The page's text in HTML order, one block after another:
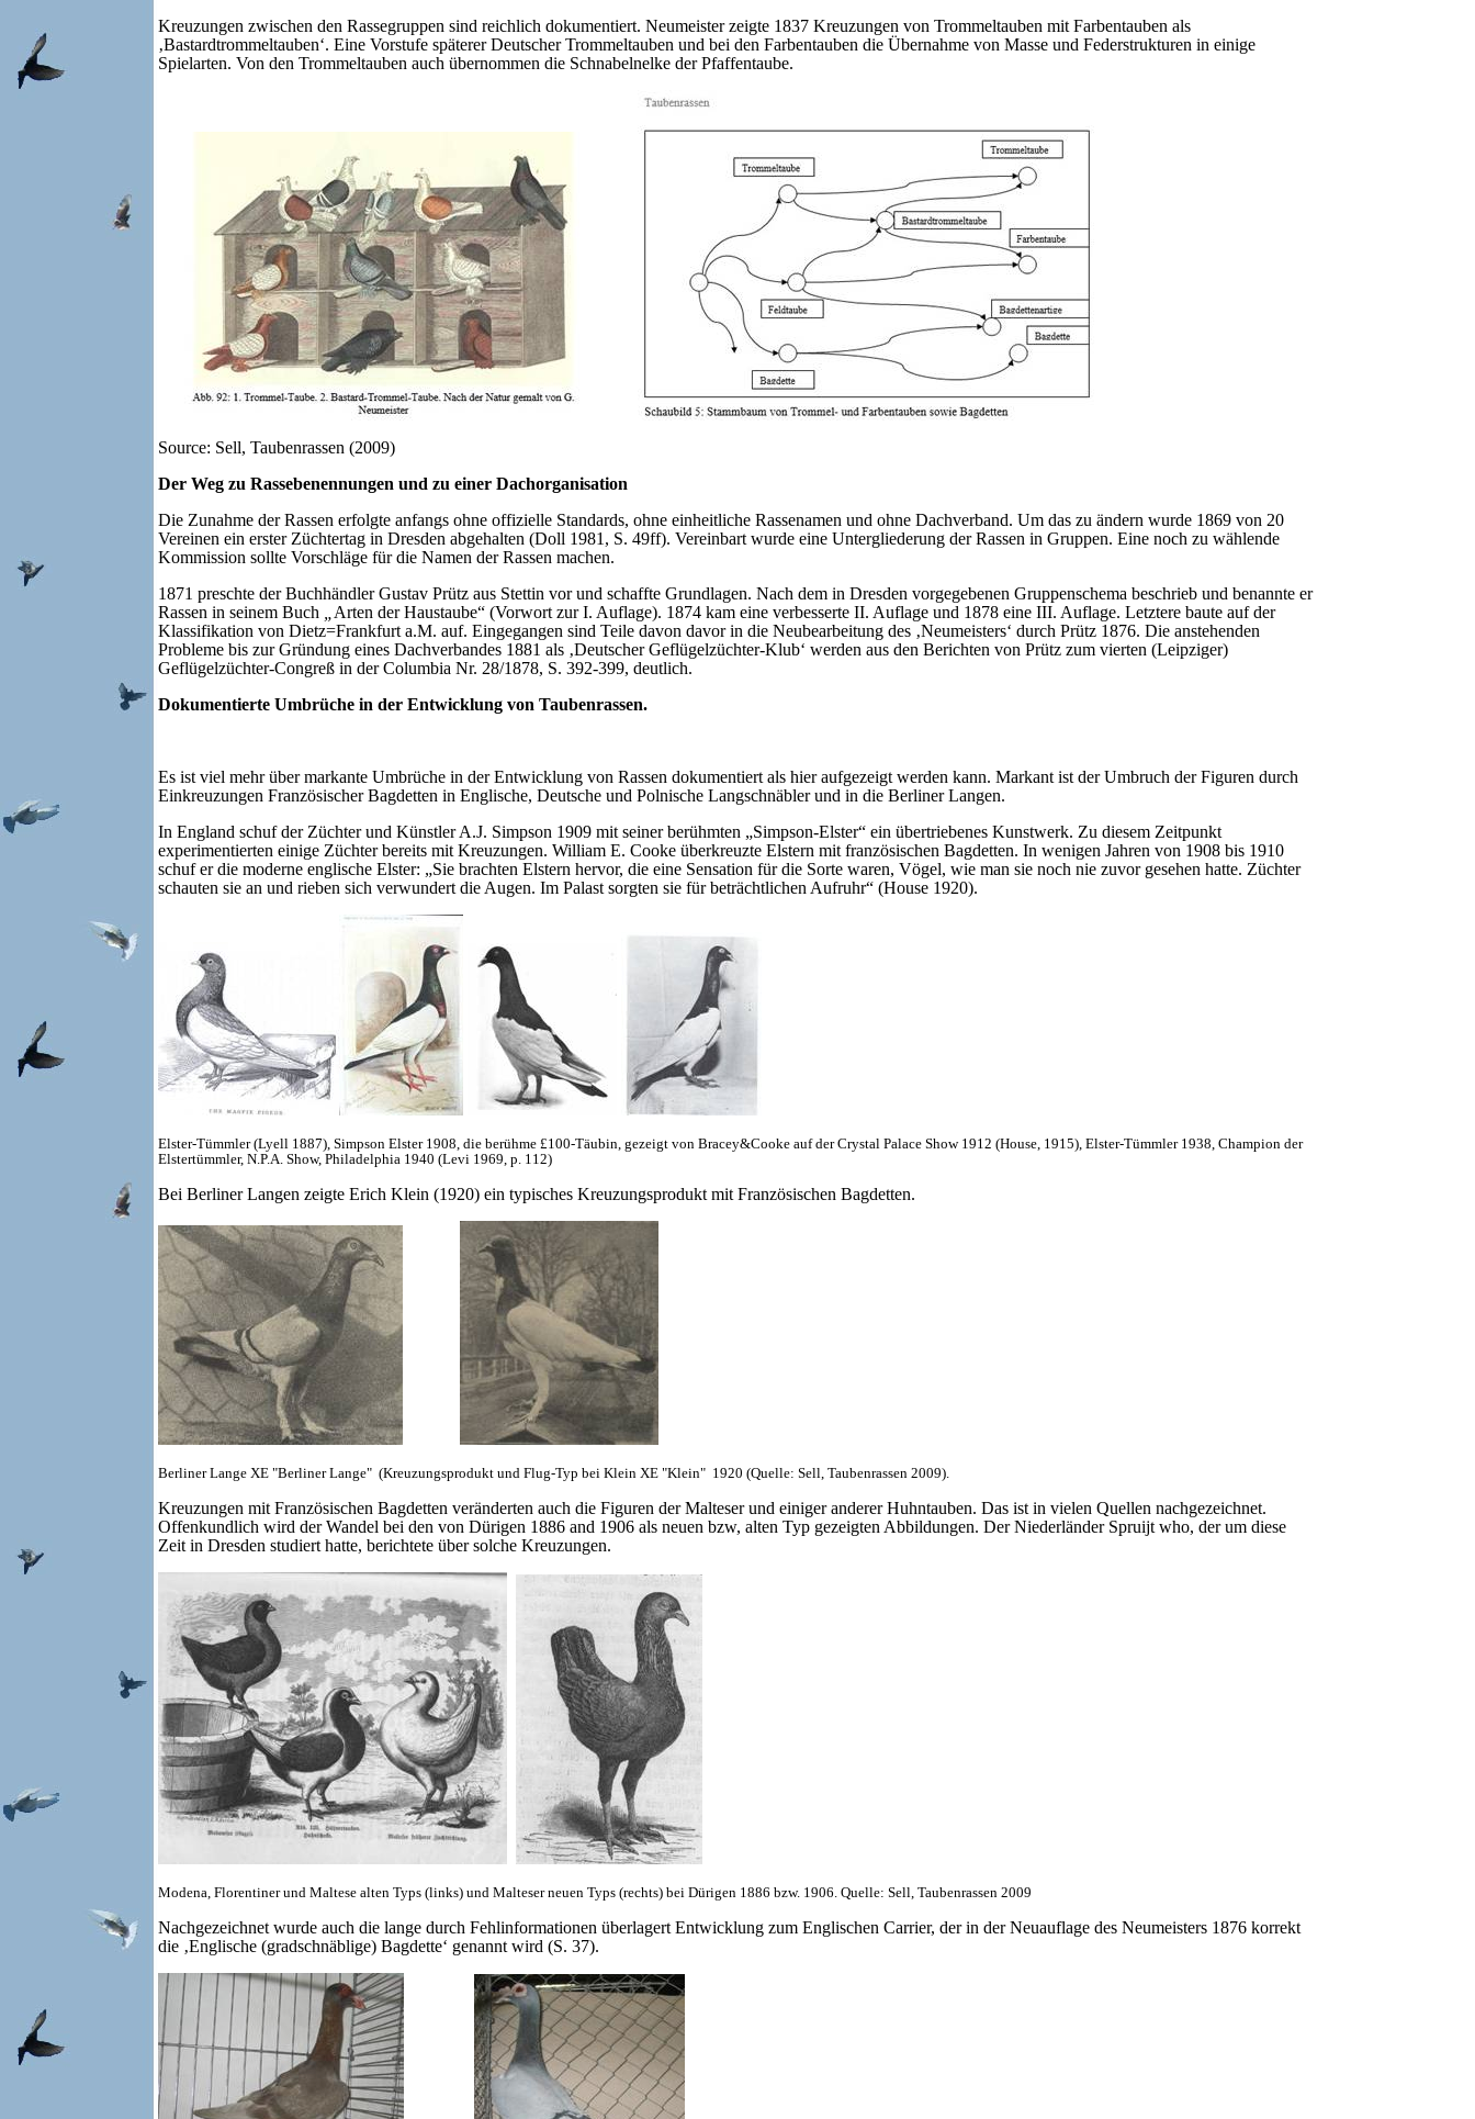
Kreuzungen zwischen den Rassegruppen sind reichlich dokumentiert. Neumeister zeigte 1837 Kreuzungen von Trommeltauben mit Farbentauben als
‚Bastardtrommeltauben‘. Eine Vorstufe späterer Deutscher Trommeltauben und bei den Farbentauben die Übernahme von Masse und Federstrukturen in einige
Spielarten. Von den Trommeltauben auch übernommen die Schnabelnelke der Pfaffentaube.
Source: Sell, Taubenrassen (2009)
Der Weg zu Rassebenennungen und zu einer Dachorganisation
Die Zunahme der Rassen erfolgte anfangs ohne offizielle Standards, ohne einheitliche Rassenamen und ohne Dachverband. Um das zu ändern wurde 1869 von 20
Vereinen ein erster Züchtertag in Dresden abgehalten (Doll 1981, S. 49ff). Vereinbart wurde eine Untergliederung der Rassen in Gruppen. Eine noch zu wählende
Kommission sollte Vorschläge für die Namen der Rassen machen.
1871 preschte der Buchhändler Gustav Prütz aus Stettin vor und schaffte Grundlagen. Nach dem in Dresden vorgegebenen Gruppenschema beschrieb und benannte er
Rassen in seinem Buch
Arten der Haustaube“ (Vorwort zur I. Auflage). 1874 kam eine verbesserte II. Auflage und 1878 eine III. Auflage. Letztere baute auf der
Klassifikation von Dietz=Frankfurt a.M. auf. Eingegangen sind Teile davon davor in die Neubearbeitung des ‚Neumeisters‘ durch Prütz 1876. Die anstehenden
Probleme bis zur Gründung eines Dachverbandes 1881 als ‚Deutscher Geflügelzüchter-Klub‘ werden aus den Berichten von Prütz zum vierten (Leipziger)
Geflügelzüchter-Congreß in der Columbia Nr. 28/1878, S. 392-399, deutlich.
Dokumentierte Umbrüche in der Entwicklung von Taubenrassen.
Es ist viel mehr über markante Umbrüche in der Entwicklung von Rassen dokumentiert als hier aufgezeigt werden kann. Markant ist der Umbruch der Figuren durch
Einkreuzungen Französischer Bagdetten in Englische, Deutsche und Polnische Langschnäbler und in die Berliner Langen.
In England schuf der Züchter und Künstler A.J. Simpson 1909 mit seiner berühmten „Simpson-Elster“ ein übertriebenes Kunstwerk. Zu diesem Zeitpunkt
experimentierten einige Züchter bereits mit Kreuzungen. William E. Cooke überkreuzte Elstern mit französischen Bagdetten. In wenigen Jahren von 1908 bis 1910
schuf er die moderne englische Elster: „Sie brachten Elstern hervor, die eine Sensation für die Sorte waren, Vögel, wie man sie noch nie zuvor gesehen hatte. Züchter
schauten sie an und rieben sich verwundert die Augen. Im Palast sorgten sie für beträchtlichen Aufruhr“ (House 1920).
Elster-Tümmler (Lyell 1887), Simpson Elster 1908, die berühme £100-Täubin, gezeigt von Bracey&Cooke auf der Crystal Palace Show 1912 (House, 1915), Elster-Tümmler 1938, Champion der
Elstertümmler, N.P.A. Show, Philadelphia 1940 (Levi 1969, p. 112)
Bei Berliner Langen zeigte Erich Klein (1920) ein typisches Kreuzungsprodukt mit Französischen Bagdetten.
Berliner Lange XE "Berliner Lange" (Kreuzungsprodukt und Flug-Typ bei Klein XE "Klein" 1920 (Quelle: Sell, Taubenrassen 2009).
Kreuzungen mit Französischen Bagdetten veränderten auch die Figuren der Malteser und einiger anderer Huhntauben. Das ist in vielen Quellen nachgezeichnet.
Offenkundlich wird der Wandel bei den von Dürigen 1886 and 1906 als neuen bzw, alten Typ gezeigten Abbildungen. Der Niederländer Spruijt who, der um diese
Zeit in Dresden studiert hatte, berichtete über solche Kreuzungen.
Modena, Florentiner und Maltese alten Typs (links) und Malteser neuen Typs (rechts) bei Dürigen 1886 bzw. 1906. Quelle: Sell, Taubenrassen 2009
Nachgezeichnet wurde auch die lange durch Fehlinformationen überlagert Entwicklung zum Englischen Carrier, der in der Neuauflage des Neumeisters 1876 korrekt
die ‚Englische (gradschnäblige) Bagdette‘ genannt wird (S. 37).